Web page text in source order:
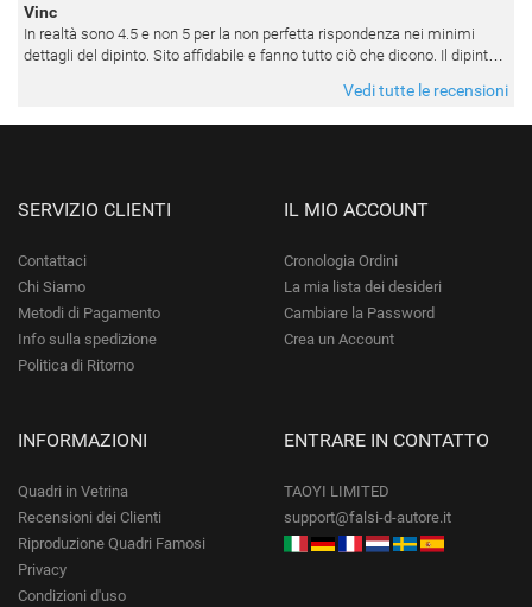
Vinc
In realtà sono 4.5 e non 5 per la non perfetta rispondenza nei minimi
dettagli del dipinto. Sito affidabile e fanno tutto ciò che dicono. Il dipinto,
Vedi tutte le recensioni
SERVIZIO CLIENTI
Contattaci
Chi Siamo
Metodi di Pagamento
Info sulla spedizione
Politica di Ritorno
IL MIO ACCOUNT
Cronologia Ordini
La mia lista dei desideri
Cambiare la Password
Crea un Account
INFORMAZIONI
Quadri in Vetrina
Recensioni dei Clienti
Riproduzione Quadri Famosi
Privacy
Condizioni d'uso
ENTRARE IN CONTATTO
TAOYI LIMITED
support@falsi-d-autore.it